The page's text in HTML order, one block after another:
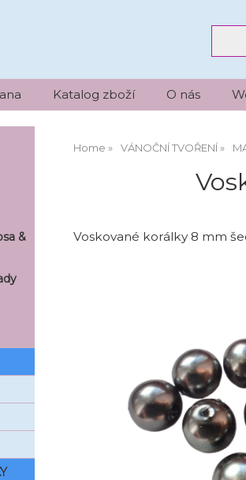
Katalog zboží O nás
Home VÁNOČNÍ TVOŘENÍ
Voskované korálky 8 mm
&